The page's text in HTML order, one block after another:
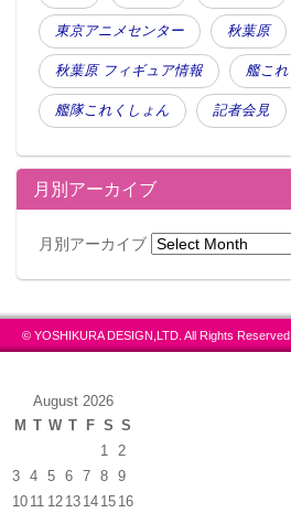
東京アニメセンター 秋葉原
秋葉原 フィギュア情報 艦これ
艦隊これくしょん 記者会見
月別アーカイブ
月別アーカイブ
© YOSHIKURA DESIGN,LTD. All Rights Reserved.
August 2026
M T W T F S S
1
2
3
4 5 6 7 8
9
10 11 12 13 14 15 16